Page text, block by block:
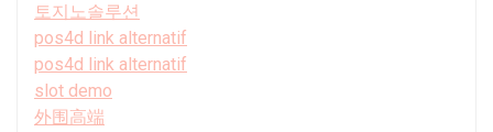
토지노솔루션
pos4d link alternatif
pos4d link alternatif
slot demo
外围高端